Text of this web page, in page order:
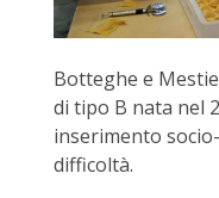
Botteghe e
di tipo B nata nel
inserimento
difficoltà.